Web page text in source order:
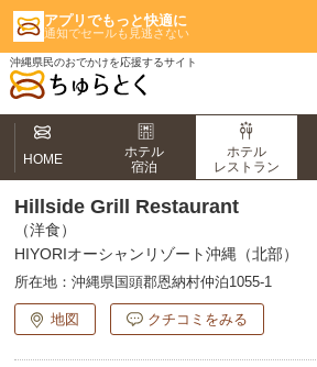
アプリでもっと快適に
通知でセールも見逃さない
沖縄県民のおでかけを応援するサイト
HOME
ホテル
宿泊
ホテル
レストラン
Hillside Grill Restaurant
（洋食）
HIYORIオーシャンリゾート沖縄（北部）
所在地： 沖縄県国頭郡恩納村仲泊1055-1
地図 クチコミをみる